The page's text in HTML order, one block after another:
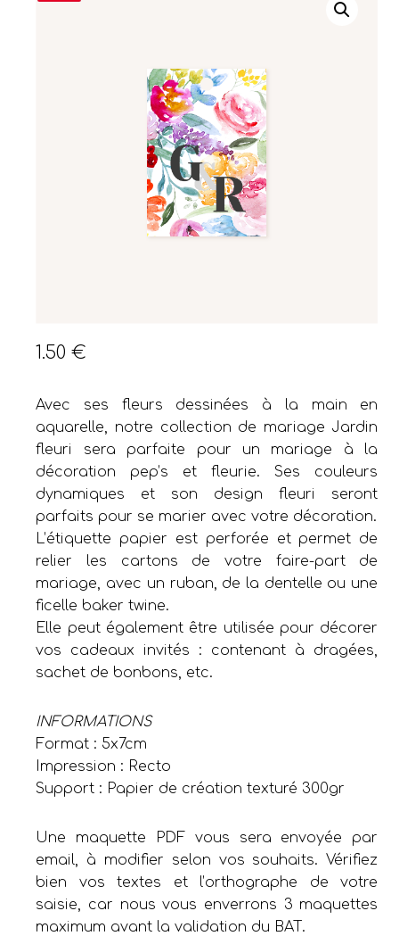
1.50€
Avec ses fleurs dessinées à la main en
aquarelle, notre collection de mariage Jardin
fleuri sera parfaite pour un mariage à la
décoration pep’s et fleurie. Ses couleurs
dynamiques et son design fleuri seront
parfaits pour se marier avec votre décoration.
L’étiquette papier est perforée et permet de
relier les cartons de votre faire-part de
mariage, avec un ruban, de la dentelle ou une
ficelle baker twine.
Elle peut également être utilisée pour décorer
vos cadeaux invités : contenant à dragées,
sachet de bonbons, etc.
INFORMATIONS
Format : 5x7cm
Impression : Recto
Support : Papier de création texturé 300gr
Une maquette PDF vous sera envoyée par
email, à modifier selon vos souhaits. Vérifiez
bien vos textes et l’orthographe de votre
saisie, car nous vous enverrons 3 maquettes
maximum avant la validation du BAT.